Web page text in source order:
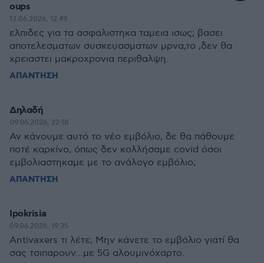
oups
12.06.2026, 12:49
ελπιδες για τα ασφαλιστηκα ταμεια ισως; βασει
αποτελεσματων συσκευασματων μρνα,το ,δεν θα
χρειαστει μακροχρονια περιθαλψη.
ΑΠΑΝΤΗΣΗ
Δηλαδή
09.06.2026, 22:18
Αν κάνουμε αυτό το νέο εμβόλιο, δε θα πάθουμε
ποτέ καρκίνο, όπως δεν κολλήσαμε covid όσοι
εμβολιαστηκαμε με το ανάλογο εμβόλιο;
ΑΠΑΝΤΗΣΗ
Ipokrisia
09.06.2026, 19:35
Antivaxers τι λέτε; Μην κάνετε το εμβόλιο γιατί θα
σας τσιπαρουν…με 5G αλουμινόχαρτο.